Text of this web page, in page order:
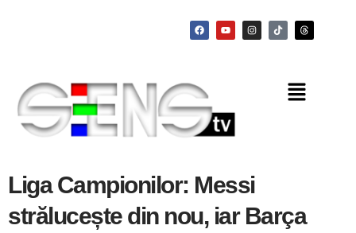
Liga Campionilor: Messi
strălucește din nou, iar Barça